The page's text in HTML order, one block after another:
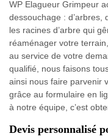
WP Elagueur Grimpeur
dessouchage : d’arbres,
les racines d’arbre qui
réaménager votre
au service de votre
qualifié, nous faisons
ainsi nous faire parvenir
grâce au formulaire en
à notre équipe, c’est
Devis personnalisé